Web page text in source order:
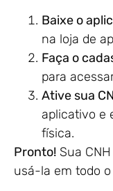
Baixe o
na loja de
Faça o
para
Ative sua
aplicativo e
física.
Pronto! Sua
usá-la em todo